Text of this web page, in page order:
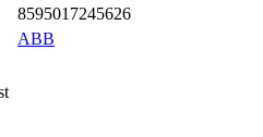
8595017245626
ABB